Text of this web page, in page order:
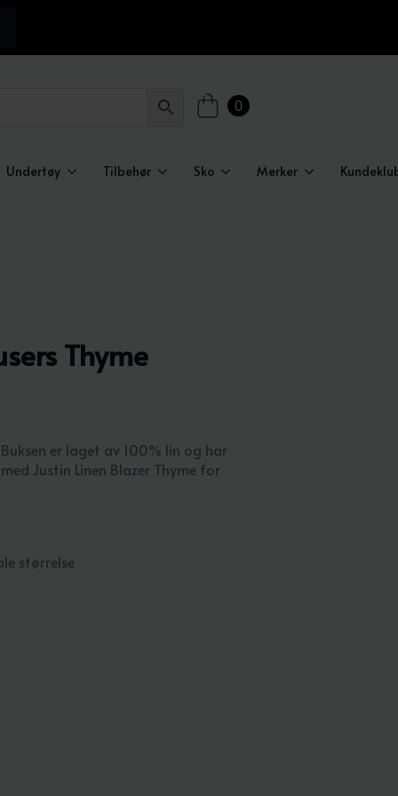
0
Undertøy Tilbehør Sko Merker
Thyme
er laget av 100% lin og har
Justin Linen Blazer Thyme for
størrelse